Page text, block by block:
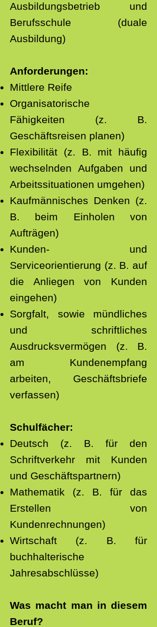
Ausbildungsbetrieb und
Berufsschule (duale
Ausbildung)
Anforderungen:
Mittlere Reife
Organisatorische
Fähigkeiten (z. B.
Geschäftsreisen planen)
Flexibilität (z. B. mit häufig
wechselnden Aufgaben und
Arbeitssituationen umgehen)
Kaufmännisches Denken (z.
B. beim Einholen von
Aufträgen)
Kunden- und
Serviceorientierung (z. B. auf
die Anliegen von Kunden
eingehen)
Sorgfalt, sowie mündliches
und schriftliches
Ausdrucksvermögen (z. B.
am Kundenempfang
arbeiten, Geschäftsbriefe
verfassen)
Schulfächer:
Deutsch (z. B. für den
Schriftverkehr mit Kunden
und Geschäftspartnern)
Mathematik (z. B. für das
Erstellen von
Kundenrechnungen)
Wirtschaft (z. B. für
buchhalterische
Jahresabschlüsse)
Was macht man in diesem
Beruf?